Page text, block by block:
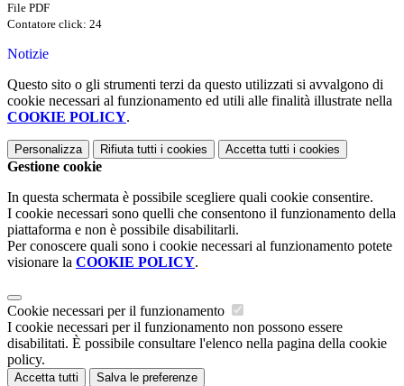
File PDF
Contatore click: 24
Notizie
Questo sito o gli strumenti terzi da questo utilizzati si avvalgono di
cookie necessari al funzionamento ed utili alle finalità illustrate nella
COOKIE POLICY.
Personalizza Rifiuta tutti i cookies Accetta tutti i cookies
Gestione cookie
In questa schermata è possibile scegliere quali cookie consentire.
I cookie necessari sono quelli che consentono il funzionamento della
piattaforma e non è possibile disabilitarli.
Per conoscere quali sono i cookie necessari al funzionamento potete
visionare la COOKIE POLICY.
Cookie necessari per il funzionamento
I cookie necessari per il funzionamento non possono essere
disabilitati. È possibile consultare l'elenco nella pagina della cookie
policy.
Accetta tutti Salva le preferenze